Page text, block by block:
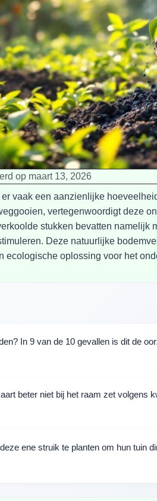
op maart 13, 2026
vaak een aanzienlijke
vertegenwoordigt deze
stukken bevatten namelijk
Deze natuurlijke
ecologische oplossing voor het
In 9 van de 10 gevallen is dit de
beter niet bij het raam zet volgens
ene struik te planten om hun tuin